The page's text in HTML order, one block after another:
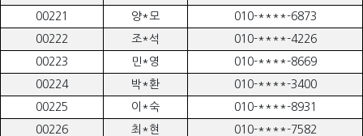
00221
양*모
010-****-6873
00222
조*석
010-****-4226
00223
민*영
010-****-8669
00224
박*환
010-****-3400
00225
이*숙
010-****-8931
00226
최*현
010-****-7582